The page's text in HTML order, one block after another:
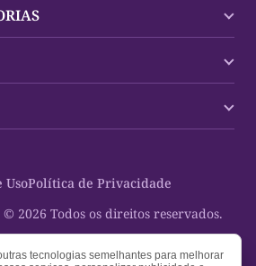
2026 Todos os direitos reservados.
UsoPolítica de Privacidade
tecnologias semelhantes para melhorar